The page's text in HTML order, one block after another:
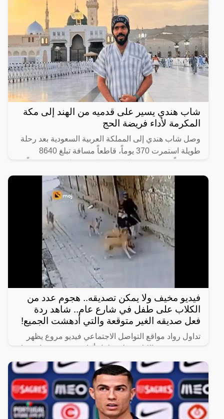
شاب هندي يسير على قدميه من الهند إلى مكة
المكرمة لأداء فريضة الحج
وصل شاب هندي إلى المملكة العربية السعودية بعد رحلة
طويلة استمرت 370 يوماً، قاطعاً مسافة تبلغ 8640
على
فيديو مخيف ولا يمكن تصديقه.. هجوم عدد من
الكلاب على طفل في شارع عام.. شاهد ردة
فعل صديقه الغير متوقعة والتي أدهشت الجميع!
تداول رواد مواقع التواصل الاجتماعي فيديو مروع يظهر
هجوم عدد من الكلاب على طفل أثناء سيره في شارع عام
برفقة صديقه.